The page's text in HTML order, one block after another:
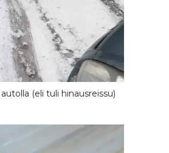
(eli tuli hinausreissu)